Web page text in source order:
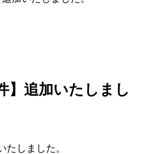
】追加いたしまし
たしました。